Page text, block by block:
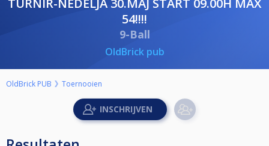
TURNIR-NEDELJA 30.MAJ START 09.00H MAX
54!!!!
9-Ball
OldBrick pub
OldBrick PUB Toernooien